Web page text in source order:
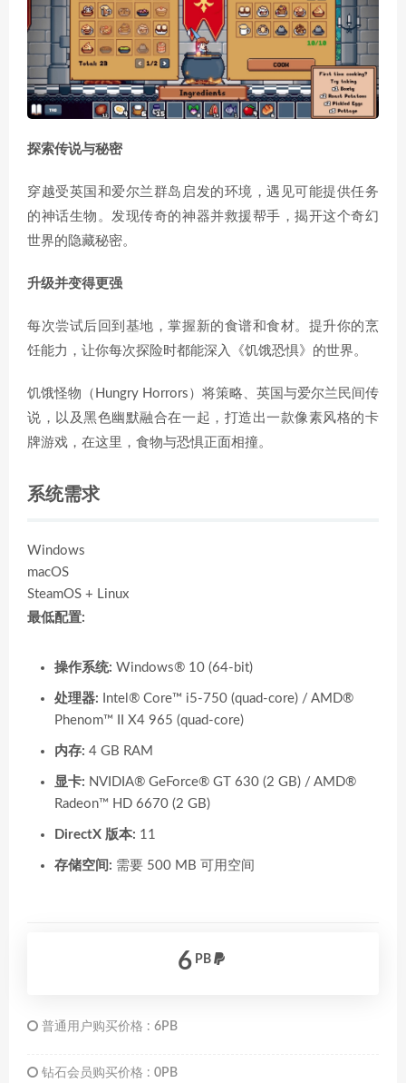
探索传说与秘密
穿越受英国和爱尔兰群岛启发的环境，遇见可能提供任务
的神话生物。发现传奇的神器并救援帮手，揭开这个奇幻
世界的隐藏秘密。
升级并变得更强
每次尝试后回到基地，掌握新的食谱和食材。提升你的烹
饪能力，让你每次探险时都能深入《饥饿恐惧》的世界。
饥饿怪物（Hungry Horrors）将策略、英国与爱尔兰民间传
说，以及黑色幽默融合在一起，打造出一款像素风格的卡
牌游戏，在这里，食物与恐惧正面相撞。
系统需求
Windows
macOS
SteamOS + Linux
最低配置:
操作系统: Windows® 10 (64-bit)
处理器: Intel® Core™ i5-750 (quad-core) / AMD®
Phenom™ II X4 965 (quad-core)
内存: 4 GB RAM
显卡: NVIDIA® GeForce® GT 630 (2 GB) / AMD®
Radeon™ HD 6670 (2 GB)
DirectX 版本: 11
存储空间: 需要 500 MB 可用空间
6 PB
普通用户购买价格 : 6PB
钻石会员购买价格 : 0PB